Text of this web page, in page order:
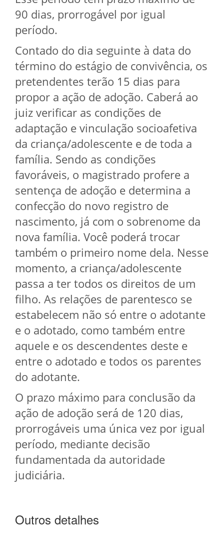
90 dias, prorrogável por igual
período.
Contado do dia seguinte à data do
término do estágio de convivência, os
pretendentes terão 15 dias para
propor a ação de adoção. Caberá ao
juiz verificar as condições de
adaptação e vinculação socioafetiva
da criança/adolescente e de toda a
família. Sendo as condições
favoráveis, o magistrado profere a
sentença de adoção e determina a
confecção do novo registro de
nascimento, já com o sobrenome da
nova família. Você poderá trocar
também o primeiro nome dela. Nesse
momento, a criança/adolescente
passa a ter todos os direitos de um
filho. As relações de parentesco se
estabelecem não só entre o adotante
e o adotado, como também entre
aquele e os descendentes deste e
entre o adotado e todos os parentes
do adotante.
O prazo máximo para conclusão da
ação de adoção será de 120 dias,
prorrogáveis uma única vez por igual
período, mediante decisão
fundamentada da autoridade
judiciária.
Outros detalhes